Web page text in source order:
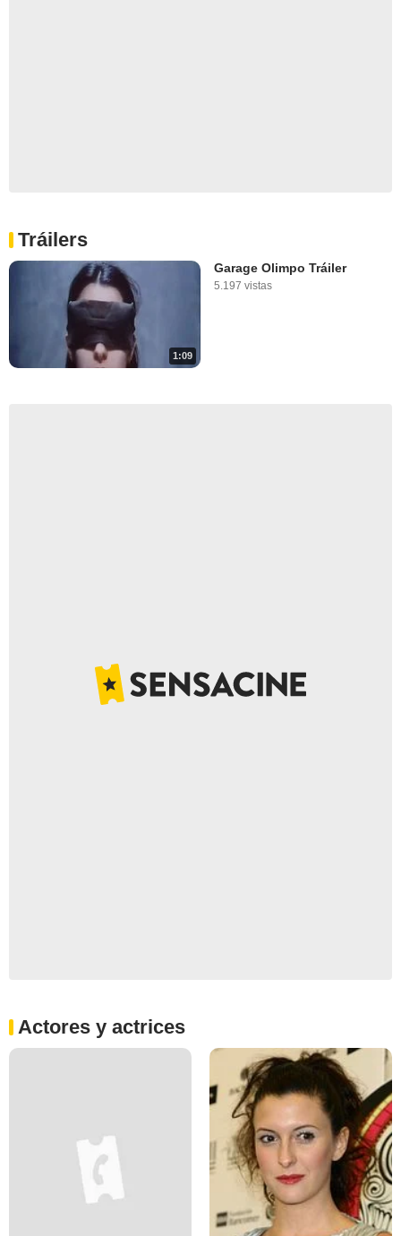
Tráilers
1:09
Garage Olimpo Tráiler
5.197 vistas
Actores y actrices